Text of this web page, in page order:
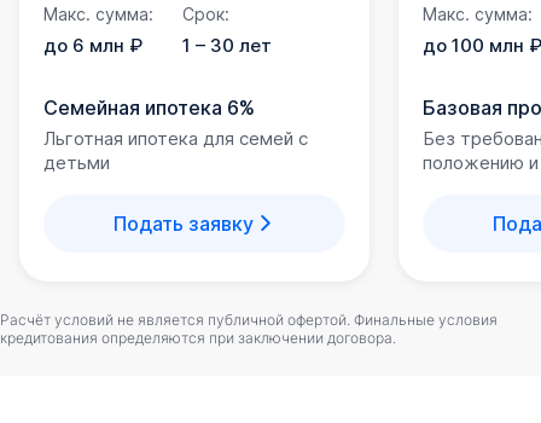
Макс. сумма:
до 6 млн ₽
Срок:
1 – 30 лет
Семейная ипотека 6%
Льготная ипотека для семей с
детьми
Подать заявку
Макс. сумма:
до 100 млн ₽
Базовая
Без
положению
Расчёт условий не является публичной офертой. Финальные условия
кредитования определяются при заключении договора.